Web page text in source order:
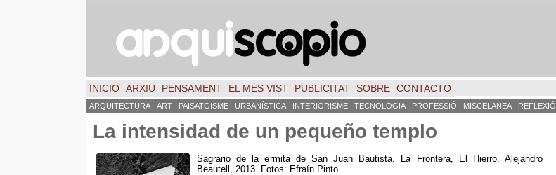
INICIO ARXIU PENSAMENT EL MÉS VIST PUBLICITAT SOBRE CONTACTO
ARQUITECTURA ART PAISATGISME URBANÍSTICA INTERIORISME TECNOLOGIA PROFESSIÓ MISCELANEA REFLEXIÓ
La intensidad de un pequeño templo
Sagrario de la ermita de San Juan Bautista La Frontera, El Hierro. Alejandro
Beautell, 2013. Fotos: Efraín Pinto.